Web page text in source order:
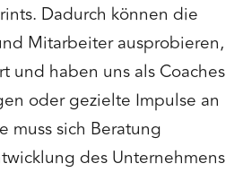
Dadurch können die
Mitarbeiter ausprobieren,
und haben uns als Coaches
oder gezielte Impulse an
muss sich Beratung
des Unternehmens